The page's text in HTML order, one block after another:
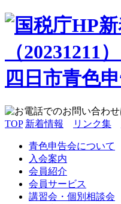
TOP 新着情報 リンク集
青色申告会について
入会案内
会員紹介
会員サービス
講習会・個別相談会